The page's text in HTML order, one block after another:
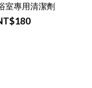
室專用清潔劑